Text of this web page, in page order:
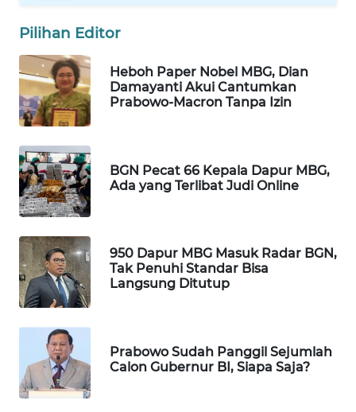
Pilihan Editor
Heboh Paper Nobel MBG, Dian
Damayanti Akui Cantumkan
Prabowo-Macron Tanpa Izin
BGN Pecat 66 Kepala Dapur MBG,
Ada yang Terlibat Judi Online
950 Dapur MBG Masuk Radar BGN,
Tak Penuhi Standar Bisa
Langsung Ditutup
Prabowo Sudah Panggil Sejumlah
Calon Gubernur BI, Siapa Saja?
LISTRIK
TRAVEL
WAHANA
TV
WAHANANEWS
ID
CO ID
WAHANANEWS
NET
WAHANA
SPORT